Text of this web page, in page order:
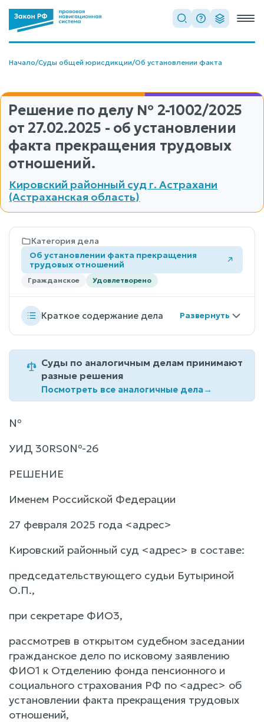
Начало/Суды общей юрисдикции/Об установлении факта
Решение по делу № 2-1002/2025
от 27.02.2025 - об установлении
факта прекращения трудовых
отношений.
Кировский районный суд г. Астрахани
(Астраханская область)
Категория дела
Об установлении факта прекращения
трудовых отношений
Гражданское Удовлетворено
Краткое содержание дела
Суды по аналогичным делам принимают
разные решения
Посмотреть все аналогичные дела→
№
УИД 30RS0№-26
РЕШЕНИЕ
Именем Российской Федерации
27 февраля 2025 года <адрес>
Кировский районный суд <адрес> в составе:
председательствующего судьи Бутыриной
О.П.,
при секретаре ФИО3,
рассмотрев в открытом судебном заседании
гражданское дело по исковому заявлению
ФИО1 к Отделению фонда пенсионного и
социального страхования РФ по <адрес> об
установлении факта прекращения трудовых
отношений,